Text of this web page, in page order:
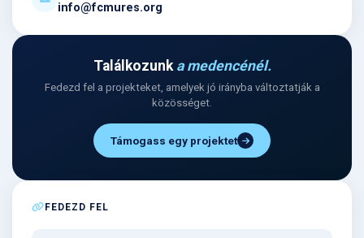
info@fcmures.org
Találkozunk a medencénél.
Fedezd fel a projekteket, amelyek jó irányba változtatják a
közösséget.
Támogass egy projektet
FEDEZD FEL